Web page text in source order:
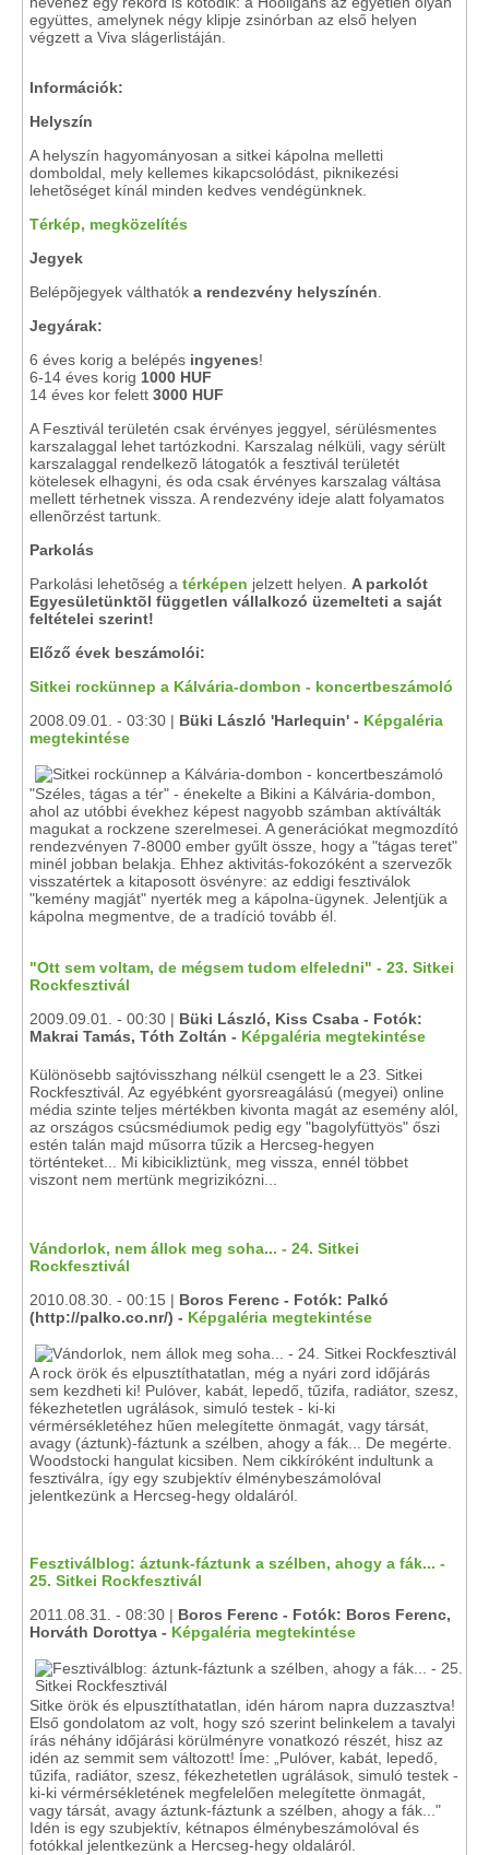
együttes, amelynek négy klipje zsinórban az első helyen
végzett a Viva slágerlistáján.
Információk:
Helyszín
A helyszín hagyományosan a sitkei kápolna melletti
domboldal, mely kellemes kikapcsolódást, piknikezési
lehetõséget kínál minden kedves vendégünknek.
Térkép, megközelítés
Jegyek
Belépõjegyek válthatók a rendezvény helyszínén
Jegyárak:
6 éves korig a belépés ingyenes!
6-14 éves korig 1000 HUF
14 éves kor felett 3000 HUF
A Fesztivál területén csak érvényes jeggyel, sérülésmentes
karszalaggal lehet tartózkodni. Karszalag nélküli, vagy sérült
karszalaggal rendelkezõ látogatók a fesztivál területét
kötelesek elhagyni, és oda csak érvényes karszalag váltása
mellett térhetnek vissza. A rendezvény ideje alatt folyamatos
ellenõrzést tartunk.
Parkolás
Parkolási lehetõség a térképen jelzett helyen. A parkolót
Egyesületünktõl független vállalkozó üzemelteti a saját
feltételei szerint!
Előző évek beszámolói:
Sitkei rockünnep a Kálvária-dombon - koncertbeszámoló
2008.09.01. - 03:30 | Büki László 'Harlequin' - Képgaléria
megtekintése
"Széles, tágas a tér" - énekelte a Bikini a Kálvária-dombon,
ahol az utóbbi évekhez képest nagyobb számban aktíválták
magukat a rockzene szerelmesei. A generációkat megmozdító
rendezvényen 7-8000 ember gyűlt össze, hogy a "tágas teret"
minél jobban belakja. Ehhez aktivitás-fokozóként a szervezők
visszatértek a kitaposott ösvényre: az eddigi fesztiválok
"kemény magját" nyerték meg a kápolna-ügynek. Jelentjük a
kápolna megmentve, de a tradíció tovább él.
"Ott sem voltam, de mégsem tudom elfeledni" - 23. Sitkei
Rockfesztivál
2009.09.01. - 00:30 | Büki László, Kiss Csaba - Fotók:
Makrai Tamás, Tóth Zoltán - Képgaléria megtekintése
Különösebb sajtóvisszhang nélkül csengett le a 23. Sitkei
Rockfesztivál. Az egyébként gyorsreagálású (megyei) online
média szinte teljes mértékben kivonta magát az esemény alól,
az országos csúcsmédiumok pedig egy "bagolyfüttyös" őszi
estén talán majd műsorra tűzik a Hercseg-hegyen
történteket... Mi kibicikliztünk, meg vissza, ennél többet
viszont nem mertünk megrizikózni...
Vándorlok, nem állok meg soha... - 24. Sitkei
Rockfesztivál
2010.08.30. - 00:15 | Boros Ferenc - Fotók: Palkó
(http://palko.co.nr/) - Képgaléria megtekintése
A rock örök és elpusztíthatatlan, még a nyári zord időjárás
sem kezdheti ki! Pulóver, kabát, lepedő, tűzifa, radiátor, szesz,
fékezhetetlen ugrálások, simuló testek - ki-ki
vérmérsékletéhez hűen melegítette önmagát, vagy társát,
avagy (áztunk)-fáztunk a szélben, ahogy a fák... De megérte.
Woodstocki hangulat kicsiben. Nem cikkíróként indultunk a
fesztiválra, így egy szubjektív élménybeszámolóval
jelentkezünk a Hercseg-hegy oldaláról.
Fesztiválblog: áztunk-fáztunk a szélben, ahogy a fák... -
25. Sitkei Rockfesztivál
2011.08.31. - 08:30 | Boros Ferenc - Fotók: Boros Ferenc,
Horváth Dorottya - Képgaléria megtekintése
Sitke örök és elpusztíthatatlan, idén három napra duzzasztva!
Első gondolatom az volt, hogy szó szerint belinkelem a tavalyi
írás néhány időjárási körülményre vonatkozó részét, hisz az
idén az semmit sem változott! Íme: „Pulóver, kabát, lepedő,
tűzifa, radiátor, szesz, fékezhetetlen ugrálások, simuló testek -
ki-ki vérmérsékletének megfelelően melegítette önmagát,
vagy társát, avagy áztunk-fáztunk a szélben, ahogy a fák..."
Idén is egy szubjektív, kétnapos élménybeszámolóval és
fotókkal jelentkezünk a Hercseg-hegy oldaláról.